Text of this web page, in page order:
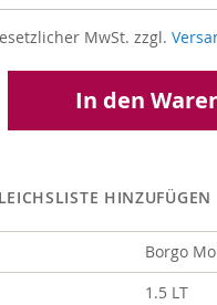
MwSt. zzgl.
In den
HINZUFÜGEN
Borgo
1.5 LT